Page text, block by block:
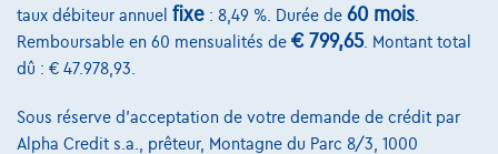
taux débiteur annuel fixe : 8,49 %. Durée de 60 mois
Remboursable en 60 mensualités de € 799,65. Montant total
dû : € 47.978,93.
Sous réserve d'acceptation de votre demande de crédit par
Alpha Credit s.a., prêteur, Montagne du Parc 8/3, 1000